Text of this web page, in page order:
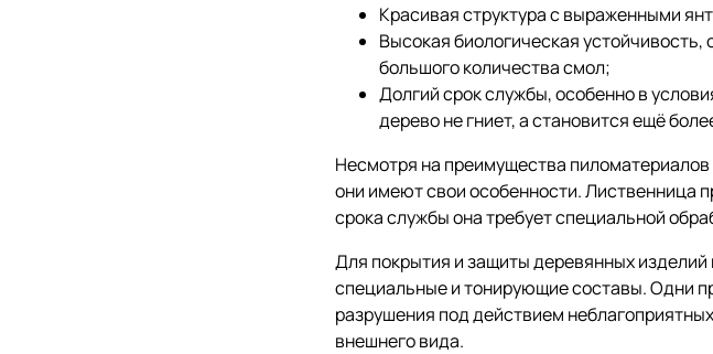
Красивая структура с выраженными
Высокая биологическая
большого количества смол;
Долгий срок службы, особенно в
дерево не гниет, а становится ещё
Несмотря на преимущества
они имеют свои особенности. Лиственница
срока службы она требует специальной
Для покрытия и защиты деревянных
специальные и тонирующие составы. Одни
разрушения под действием
внешнего вида.